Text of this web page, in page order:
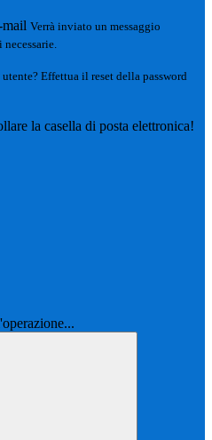
Verrà inviato un messaggio
Effettua il reset della password
la casella di posta elettronica!